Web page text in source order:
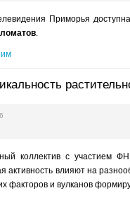
Приморья
.
коллектив с участием
активность влияют на
факторов и вулканов